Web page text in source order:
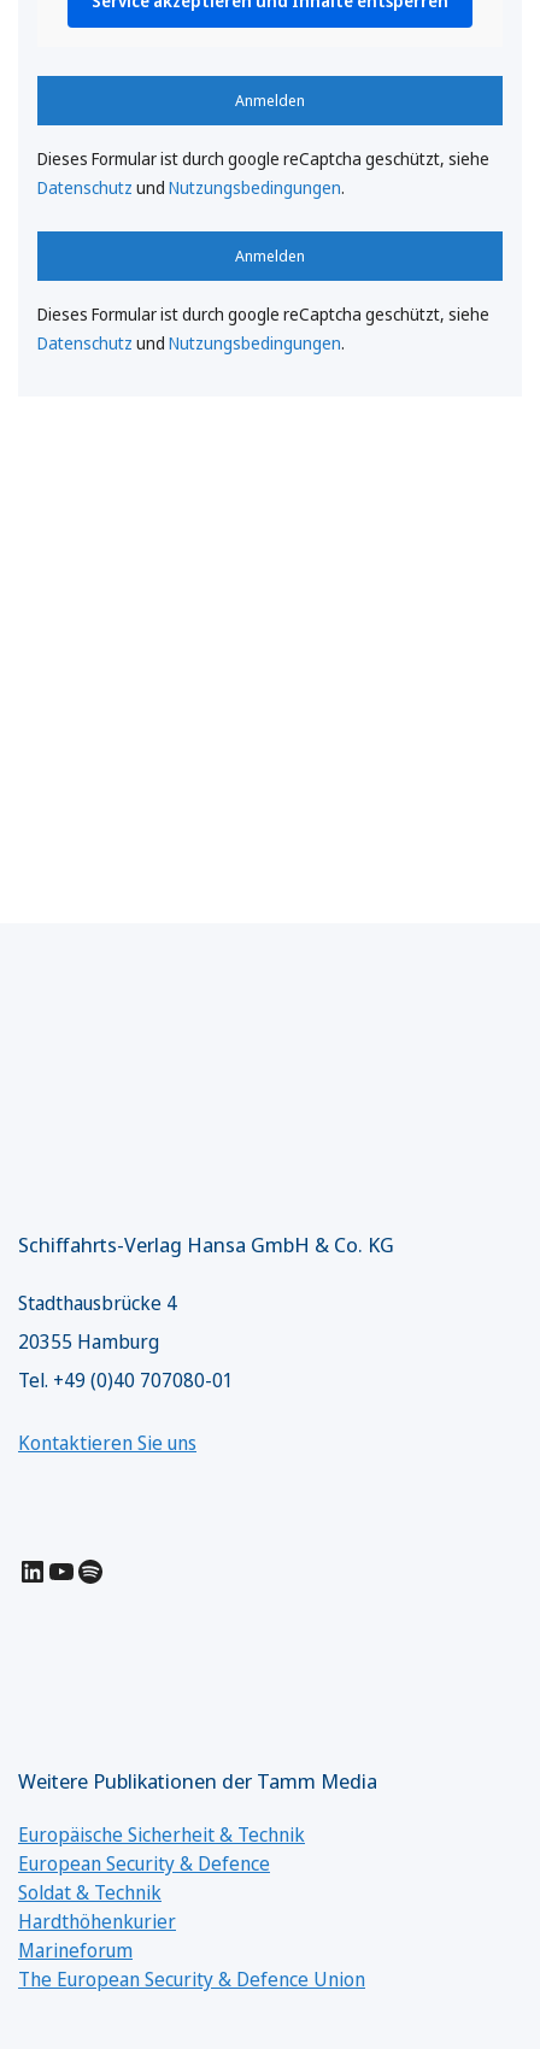
Anmelden
Dieses Formular ist durch google reCaptcha geschützt, siehe
Datenschutz und Nutzungsbedingungen.
Anmelden
Dieses Formular ist durch google reCaptcha geschützt, siehe
Datenschutz und Nutzungsbedingungen.
Schiffahrts-Verlag Hansa GmbH & Co. KG
Stadthausbrücke 4
20355 Hamburg
Tel. +49 (0)40 707080-01
Kontaktieren Sie uns
LinkedIn
YouTube
Spotify
Weitere Publikationen der Tamm Media
Europäische Sicherheit & Technik
European Security & Defence
Soldat & Technik
Hardthöhenkurier
Marineforum
The European Security & Defence Union